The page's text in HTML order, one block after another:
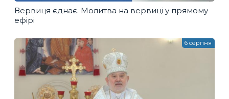
Вервиця єднає. Молитва на вервиці у прямому
ефірі
6 серпня